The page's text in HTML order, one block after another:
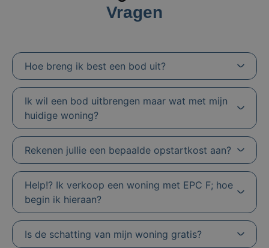
Vragen
Hoe breng ik best een bod uit?
Ik wil een bod uitbrengen maar wat met mijn
huidige woning?
Rekenen jullie een bepaalde opstartkost aan?
Help!? Ik verkoop een woning met EPC F; hoe
begin ik hieraan?
Is de schatting van mijn woning gratis?